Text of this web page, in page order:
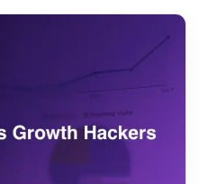
votre projet